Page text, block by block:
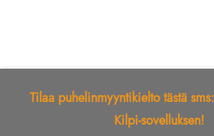
Tilaa puhelinmyyntikielto tästä
Kilpi-sovelluksen!